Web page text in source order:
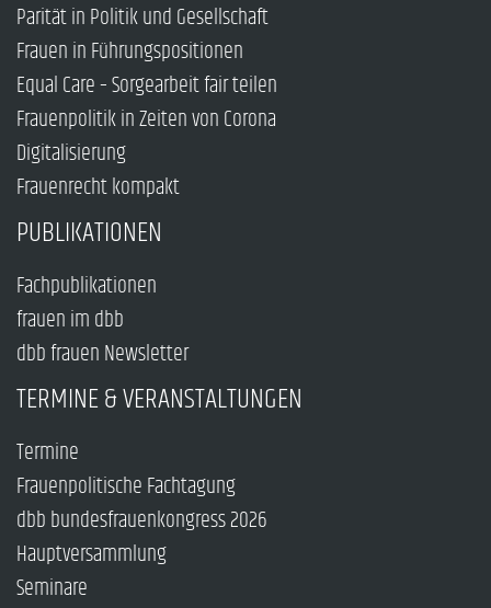
Parität in Politik und Gesellschaft
Frauen in Führungspositionen
Equal Care – Sorgearbeit fair teilen
Frauenpolitik in Zeiten von Corona
Digitalisierung
Frauenrecht kompakt
PUBLIKATIONEN
Fachpublikationen
frauen im dbb
dbb frauen Newsletter
TERMINE & VERANSTALTUNGEN
Termine
Frauenpolitische Fachtagung
dbb bundesfrauenkongress 2026
Hauptversammlung
Seminare